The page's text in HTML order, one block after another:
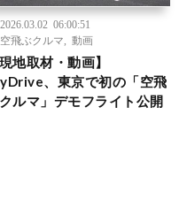
2026.03.02 06:00:51
空飛ぶクルマ
動画
現地取材・動画】
、東京で初の「空飛
ルマ」デモフライト公開